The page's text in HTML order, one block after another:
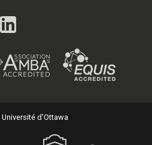
LinkedIn
d'Ottawa